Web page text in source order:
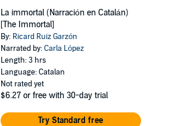
La immortal (Narración en Catalán)
[The Immortal]
By: Ricard Ruiz Garzón
Narrated by:Carla López
Length: 3 hrs
Language: Catalan
Not rated yet
$6.27 or free with 30-day trial
Try Standard free